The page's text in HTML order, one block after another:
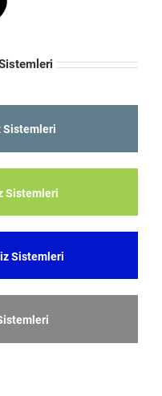
Sistemleri
Sistemleri
Sistemleri